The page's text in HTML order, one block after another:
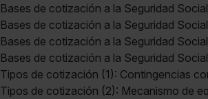
Bases de cotización a la Seguridad
Bases de cotización a la Seguridad
Bases de cotización a la Seguridad
Bases de cotización a la Seguridad
Tipos de cotización (1): Contingencias
Tipos de cotización (2): Mecanismo de